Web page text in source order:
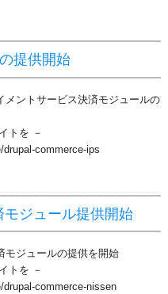
提供開始
メントサービス決済モジュールの
トを －
commerce-ips
ジュール提供開始
モジュールの提供を開始
トを －
commerce-nissen